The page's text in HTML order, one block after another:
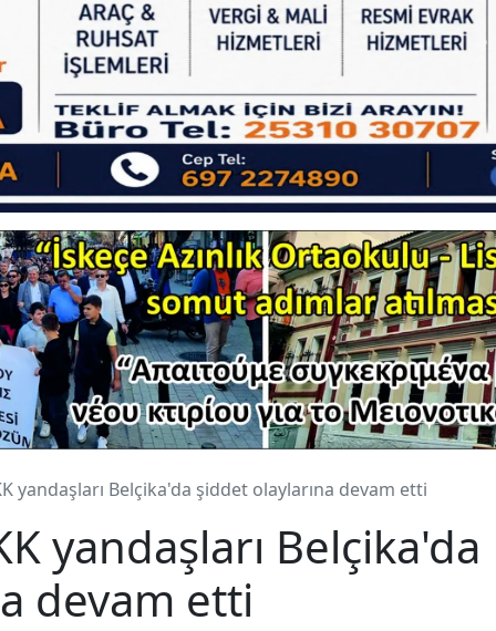
yandaşları Belçika'da şiddet olaylarına devam etti
yandaşları Belçika'da
devam etti